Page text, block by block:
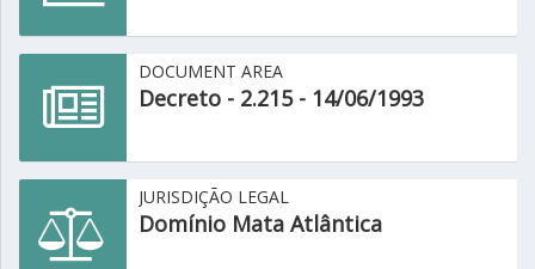
DOCUMENT AREA
Decreto - 2.215 - 14/06/1993
JURISDIÇÃO LEGAL
Domínio Mata Atlântica